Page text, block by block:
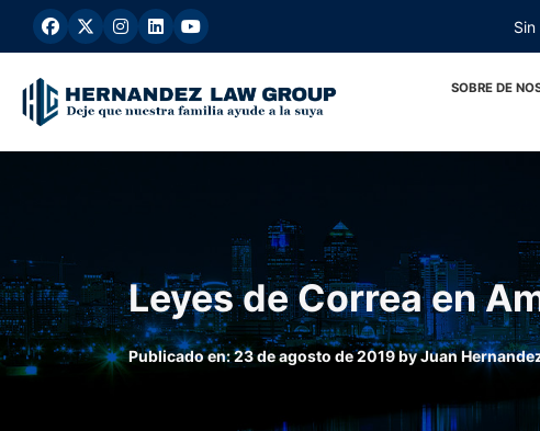
SOBRE DE
Leyes de Correa en
Publicado en:23 de agosto de 2019byJuan